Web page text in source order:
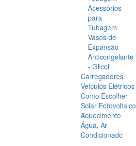
Acessórios
para
Tubagem
Vasos de
Expansão
Anticongelante
- Glicol
Carregadores
Veículos Elétricos
Como Escolher
Solar Fotovoltaico
Aquecimento
Água, Ar
Condicionado